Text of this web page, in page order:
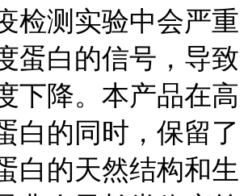
检测实验中会严重
蛋白的信号，导致
下降。本产品在高
白的同时，保留了
白的天然结构和生